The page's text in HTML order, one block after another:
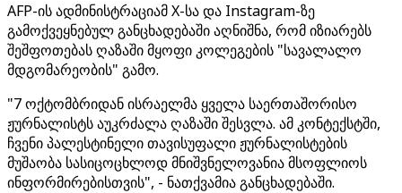
AFP-ის ადმინისტრაციამ X-სა და Instagram-ზე
გამოქვეყნებულ განცხადებაში აღნიშნა, რომ იზიარებს
შეშფოთებას ღაზაში მყოფი კოლეგების "სავალალო
მდგომარეობის" გამო.
"7 ოქტომბრიდან ისრაელმა ყველა საერთაშორისო
ჟურნალისტს აუკრძალა ღაზაში შესვლა. ამ კონტექსტში,
ჩვენი პალესტინელი თავისუფალი ჟურნალისტების
მუშაობა სასიცოცხლოდ მნიშვნელოვანია მსოფლიოს
ინფორმირებისთვის", - ნათქვამია განცხადებაში.